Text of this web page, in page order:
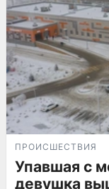
ПРОИСШЕСТВИЯ
Упавшая с
девушка